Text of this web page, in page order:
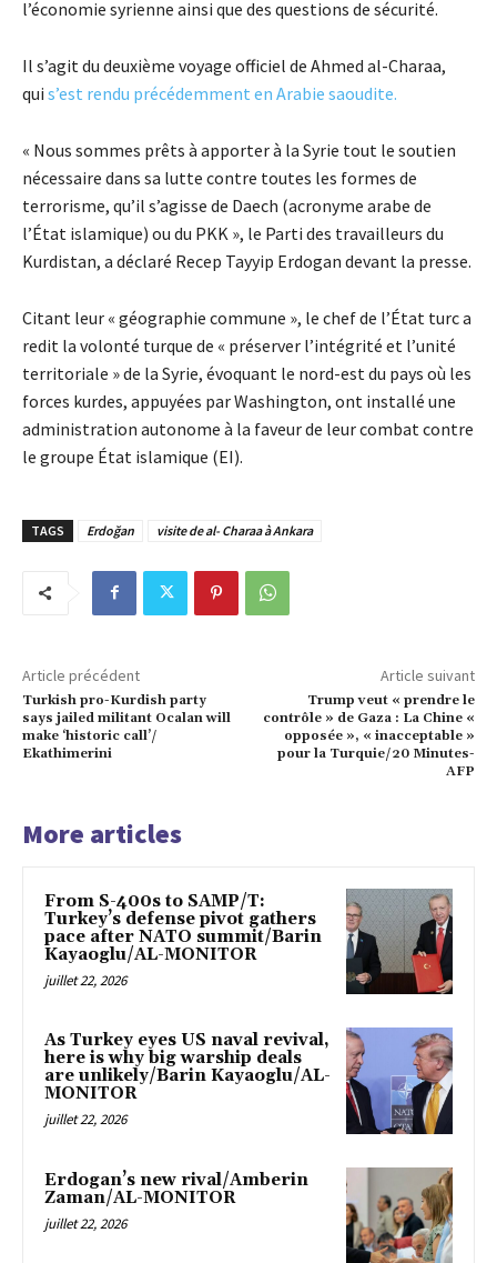
l’économie syrienne ainsi que des questions de sécurité.
Il s’agit du deuxième voyage officiel de Ahmed al-Charaa,
qui s’est rendu précédemment en Arabie saoudite.
« Nous sommes prêts à apporter à la Syrie tout le soutien
nécessaire dans sa lutte contre toutes les formes de
terrorisme, qu’il s’agisse de Daech (acronyme arabe de
l’État islamique) ou du PKK », le Parti des travailleurs du
Kurdistan, a déclaré Recep Tayyip Erdogan devant la presse.
Citant leur « géographie commune », le chef de l’État turc a
redit la volonté turque de « préserver l’intégrité et l’unité
territoriale » de la Syrie, évoquant le nord-est du pays où les
forces kurdes, appuyées par Washington, ont installé une
administration autonome à la faveur de leur combat contre
le groupe État islamique (EI).
TAGS Erdoğan visite de al- Charaa à Ankara
Article précédent
Turkish pro-Kurdish party
says jailed militant Ocalan will
make ‘historic call’/
Ekathimerini
Article suivant
Trump veut « prendre le
contrôle » de Gaza : La Chine «
opposée », « inacceptable »
pour la Turquie/20 Minutes-
AFP
More articles
From S-400s to SAMP/T:
Turkey’s defense pivot gathers
pace after NATO summit/Barin
Kayaoglu/AL-MONITOR
juillet 22, 2026
As Turkey eyes US naval revival,
here is why big warship deals
are unlikely/Barin Kayaoglu/AL-
MONITOR
juillet 22, 2026
Erdogan’s new rival/Amberin
Zaman/AL-MONITOR
juillet 22, 2026